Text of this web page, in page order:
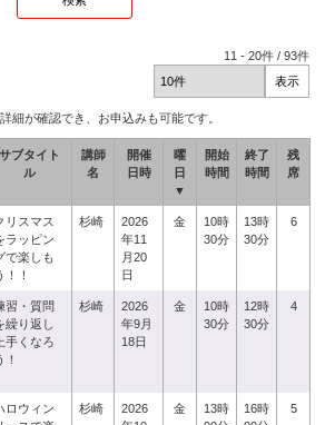
11 -20件 /93件
細が確認でき、お申込みも可能です。
サブタイト
ル
講師
名
開催
日時
曜
日
▼
開始
時間
終了
時間
残
席
リスマス
ラッピン
で楽しも
！！
杉崎
2026
年11
月20
日
金
10時
30分
13時
30分
6
習・質問
繰り返し
上手くなろ
！
杉崎
2026
年9月
18日
金
10時
30分
12時
30分
4
ロウィン
杉崎
2026
金
13時
16時
5